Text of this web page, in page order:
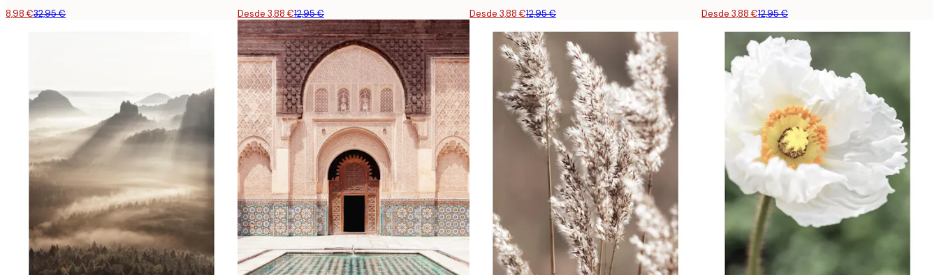
8,98 €32,95 € Desde 3,88 €12,95 € Desde 3,88 €12,95 € Desde 3,88 €12,95 €